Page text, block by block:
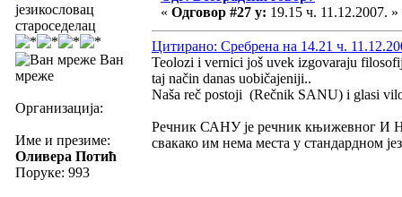
језикословац
староседелац
Ван
мреже
Организација:
Име и презиме:
Оливера Потић
Поруке: 993
« Одговор #27 у: 19.15 ч. 11.12.2007. »
Цитирано: Сребрена на 14.21 ч.
Teolozi i vernici još uvek izgovaraju
taj način danas uobičajeniji..
Naša reč postoji (Rečnik SANU) i glasi
Речник САНУ је речник књижевног И
свакако им нема места у стандардном